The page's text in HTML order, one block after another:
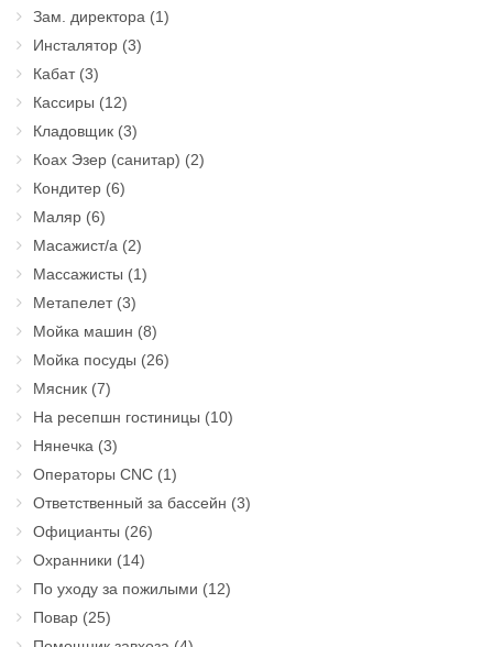
Зам. директора (1)
Инсталятор (3)
Кабат(3)
Кассиры (12)
Кладовщик (3)
Коах Эзер (санитар) (2)
Кондитер (6)
Маляр (6)
Масажист/а (2)
Массажисты (1)
Метапелет(3)
Мойка машин (8)
Мойка посуды (26)
Мясник (7)
На ресепшн гостиницы (10)
Нянечка (3)
Операторы CNC (1)
Ответственный за бассейн (3)
Официанты (26)
Охранники (14)
По уходу за пожилыми (12)
Повар (25)